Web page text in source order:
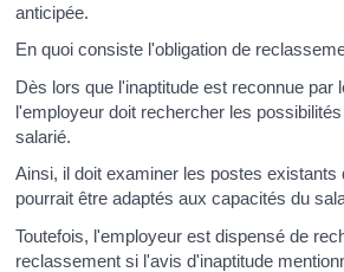
anticipée.
En quoi consiste l'obligation de
Dès lors que l'inaptitude est reconnue par
l'employeur doit rechercher les
salarié.
Ainsi, il doit examiner les postes existants
pourrait être adaptés aux capacités du
Toutefois, l'employeur est dispensé de
reclassement si l'avis d'inaptitude